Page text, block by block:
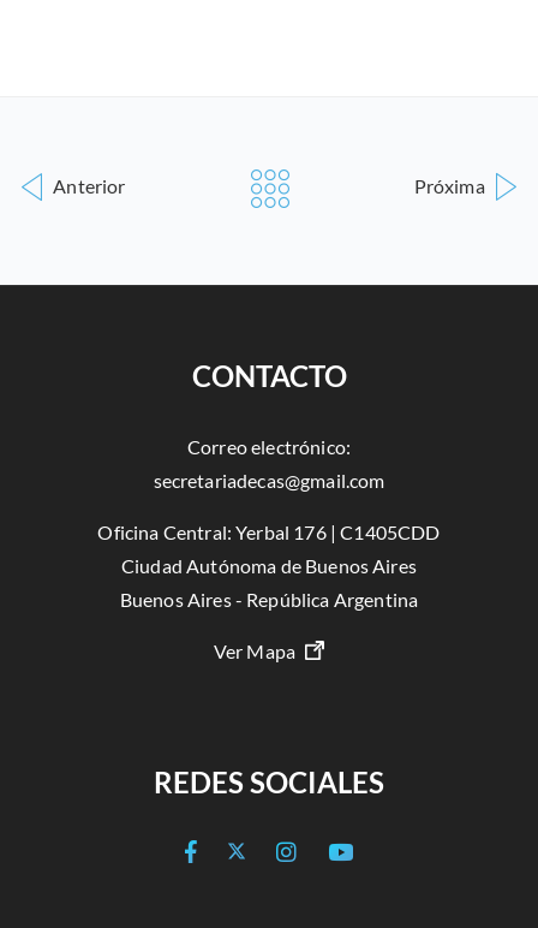
Anterior Próxima
CONTACTO
Correo electrónico:
secretariadecas@gmail.com
Oficina Central: Yerbal 176 | C1405CDD
Ciudad Autónoma de Buenos Aires
Buenos Aires - República Argentina
Ver Mapa
REDES SOCIALES